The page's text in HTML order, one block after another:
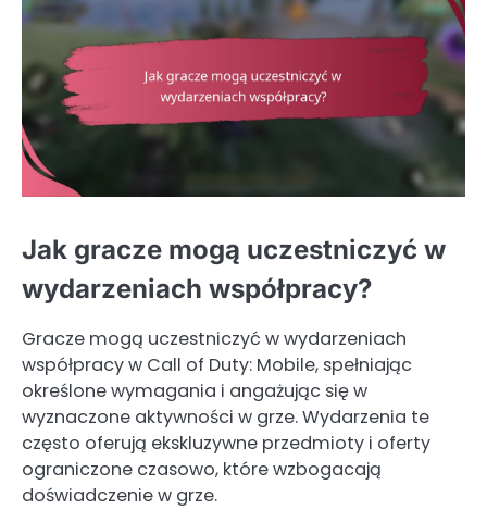
Jak gracze mogą uczestniczyć w
wydarzeniach współpracy?
Gracze mogą uczestniczyć w wydarzeniach
współpracy w Call of Duty: Mobile, spełniając
określone wymagania i angażując się w
wyznaczone aktywności w grze. Wydarzenia te
często oferują ekskluzywne przedmioty i oferty
ograniczone czasowo, które wzbogacają
doświadczenie w grze.